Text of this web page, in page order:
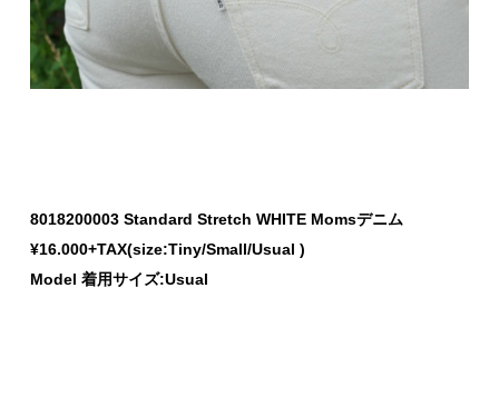
8018200003 Standard Stretch WHITE Momsデニム
¥16.000+TAX(size:Tiny/Small/Usual )
Model 着用サイズ:Usual